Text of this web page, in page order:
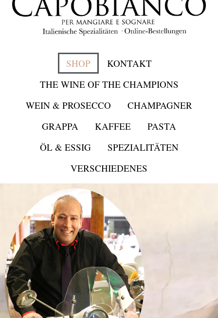
SHOP
KONTAKT
THE WINE OF THE CHAMPIONS
WEIN & PROSECCO
CHAMPAGNER
GRAPPA
KAFFEE
PASTA
ÖL & ESSIG
SPEZIALITÄTEN
VERSCHIEDENES